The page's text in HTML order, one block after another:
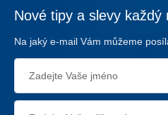
Nové tipy a slevy každý
Na jaký e-mail Vám můžeme